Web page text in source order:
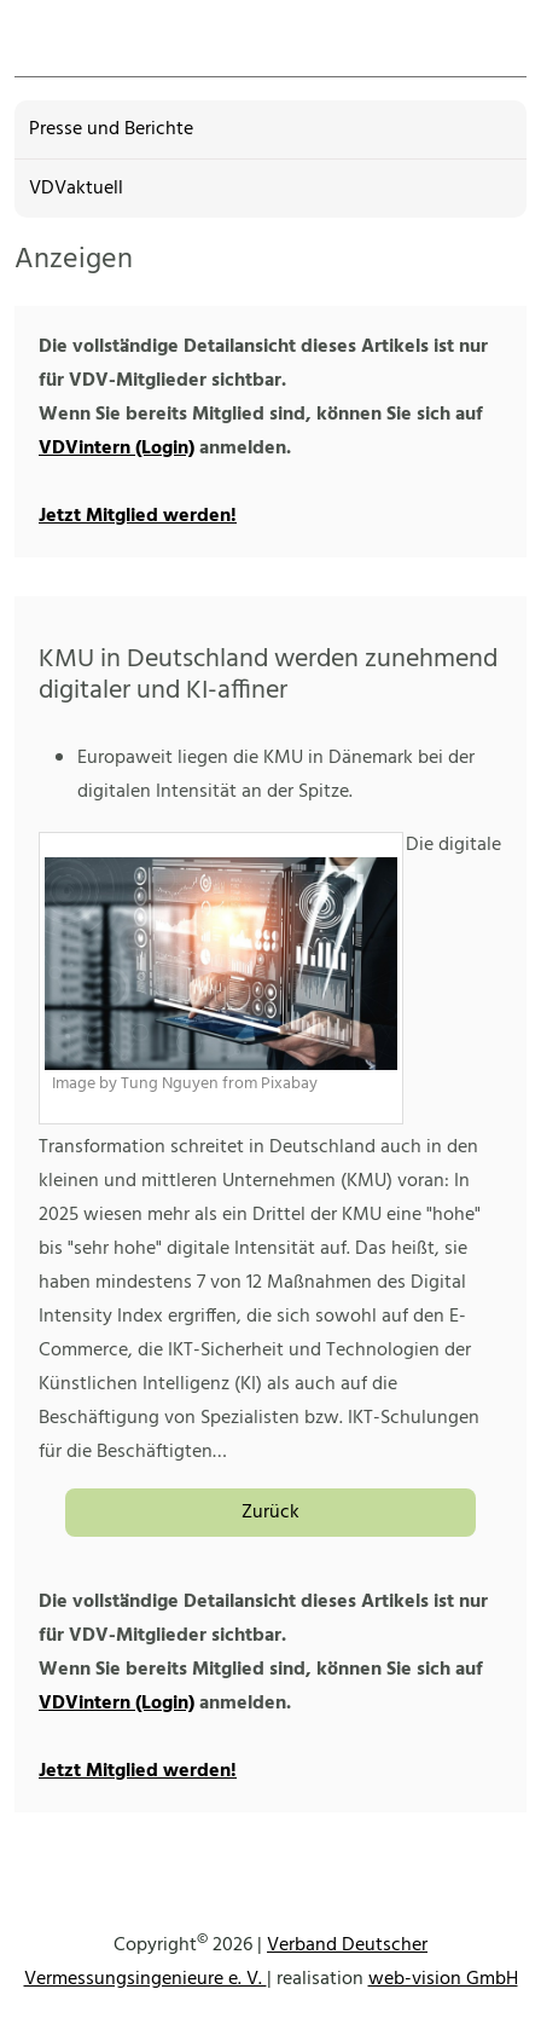
Presse und Berichte
VDVaktuell
Anzeigen
Die vollständige Detailansicht dieses Artikels ist nur
für VDV-Mitglieder sichtbar.
Wenn Sie bereits Mitglied sind, können Sie sich auf
VDVintern (Login)anmelden.
Jetzt Mitglied werden!
KMU in Deutschland werden zunehmend
digitaler und KI-affiner
Europaweit liegen die KMU in Dänemark bei der
digitalen Intensität an der Spitze.
Image by Tung Nguyen from Pixabay
Die digitale
Transformation schreitet in Deutschland auch in den
kleinen und mittleren Unternehmen (KMU) voran: In
2025 wiesen mehr als ein Drittel der KMU eine "hohe"
bis "sehr hohe" digitale Intensität auf. Das heißt, sie
haben mindestens 7 von 12 Maßnahmen des Digital
Intensity Index ergriffen, die sich sowohl auf den E-
Commerce, die IKT-Sicherheit und Technologien der
Künstlichen Intelligenz (KI) als auch auf die
Beschäftigung von Spezialisten bzw. IKT-Schulungen
für die Beschäftigten…
Zurück
Die vollständige Detailansicht dieses Artikels ist nur
für VDV-Mitglieder sichtbar.
Wenn Sie bereits Mitglied sind, können Sie sich auf
VDVintern (Login)anmelden.
Jetzt Mitglied werden!
Copyright© 2026 |Verband Deutscher
Vermessungsingenieure e. V.| realisationweb-vision GmbH